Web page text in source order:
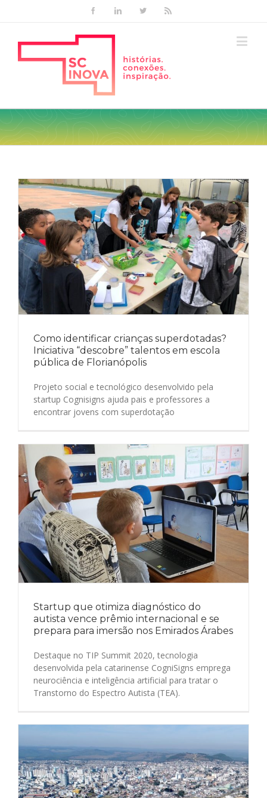
FacebookLinkedinTwitter
Como identificar crianças superdotadas?
Iniciativa “descobre” talentos em escola
pública de Florianópolis
Projeto social e tecnológico desenvolvido pela
startup Cognisigns ajuda pais e professores a
encontrar jovens com superdotação
Startup que otimiza diagnóstico do
autista vence prêmio internacional e se
prepara para imersão nos Emirados Árabes
Destaque no TIP Summit 2020, tecnologia
desenvolvida pela catarinense CogniSigns emprega
neurociência e inteligência artificial para tratar o
Transtorno do Espectro Autista (TEA).